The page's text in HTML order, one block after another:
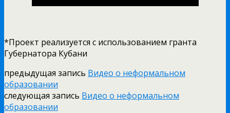
*Проект реализуется с использованием гранта
Губернатора Кубани
предыдущая запись Видео о неформальном
образовании
следующая запись Видео о неформальном
образовании